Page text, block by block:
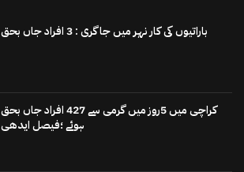
باراتیوں کی کار نہر میں جاگری : 3 افراد جاں بحق
کراچی میں 5روز میں گرمی سے 427 افراد جاں بحق
ہوئے ؛فیصل ایدھی